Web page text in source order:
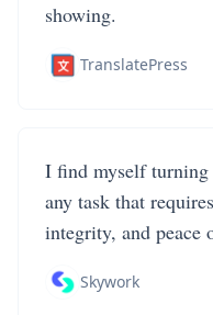
showing.
TranslatePress
I find myself
any task that
integrity, and peace
Skywork